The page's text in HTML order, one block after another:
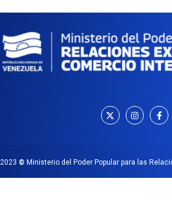
2023 © Ministerio del Poder Popular para las